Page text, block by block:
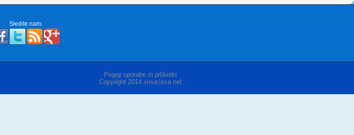
Sledite nam:
Pogoji uporabe in piškotki
Copyright 2014 smucisca.net